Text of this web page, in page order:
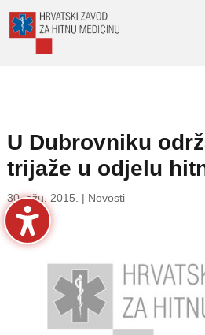
U Dubrovniku
trijaže u odjelu
30. ožu. 2015. | Novosti